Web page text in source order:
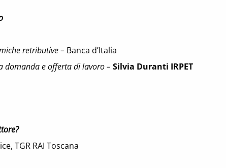
retributive – Banca d’Italia
domanda e offerta di lavoro – Silvia Duranti IRPET
TGR RAI Toscana